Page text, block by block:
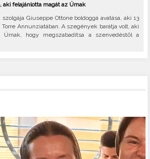
aki felajánlotta magát az Úrnak
Giuseppe Ottone boldoggá avatása, aki 13
Annunziatában. A szegények barátja volt, aki
Úrnak, hogy megszabadítsa a szenvedéstől a